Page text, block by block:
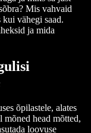
Mis vahvaid
vähegi saad.
ja mida
õpilastele, alates
head mõtted,
loovuse